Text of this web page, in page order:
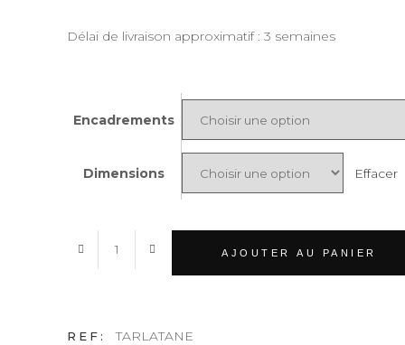
Délai de livraison approximatif : 3 semaines
Encadrements
Dimensions Effacer
TARLATANE
AJOUTER AU PANIER
REF: TARLATANE